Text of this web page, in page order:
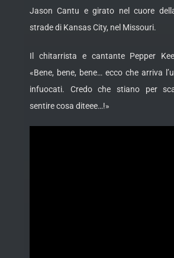
Jason Cantu e girato nel cuore
strade di Kansas City, nel Missouri.
Il chitarrista e cantante Pepper
«Bene, bene, bene… ecco che arriva
infuocati. Credo che stiano per
sentire cosa diteee…!»